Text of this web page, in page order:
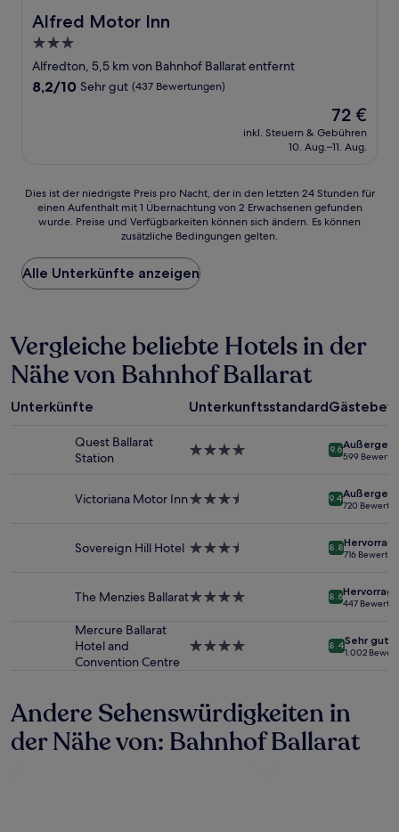
Alfred Motor Inn
Alfred Motor Inn
3.0-
Sterne-
Unterkunft
Alfredton, 5,5 km von Bahnhof Ballarat entfernt
8.2
8,2/10 Sehr gut (437 Bewertungen)
Der
Preis
beträgt
72 €
inkl. Steuern & Gebühren
10. Aug.–11. Aug.
Dies
der
Preis
pro
Nacht,
den
letzten
24 Stunden
für
einen
1 Übernachtung
gefunden
zusätzliche
Dies ist der niedrigste Preis pro Nacht, der in den letzten 24 Stunden für
einen Aufenthalt mit 1 Übernachtung von 2 Erwachsenen gefunden
wurde. Preise und Verfügbarkeiten können sich ändern. Es können
zusätzliche Bedingungen gelten.
Alle Unterkünfte anzeigen
Vergleiche beliebte Hotels in der
Nähe von Bahnhof Ballarat
Unterkünfte Unterkunftsstandard
Quest Ballarat
Station
4.0-
9.6
599
Victoriana Motor Inn3.5-
9.4
720
Sovereign Hill Hotel 3.5-
8.8
716
The Menzies Ballarat4.0-
8.6
447
Mercure Ballarat
Hotel and
Convention Centre
4.0-
8.4Sehr gut
1.002
Andere Sehenswürdigkeiten in
der Nähe von: Bahnhof Ballarat